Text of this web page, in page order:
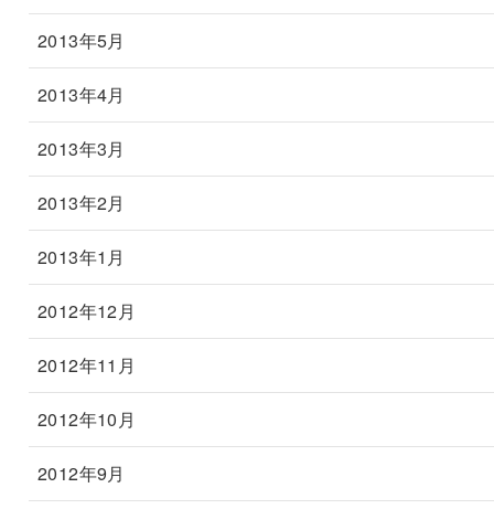
2013年5月
2013年4月
2013年3月
2013年2月
2013年1月
2012年12月
2012年11月
2012年10月
2012年9月